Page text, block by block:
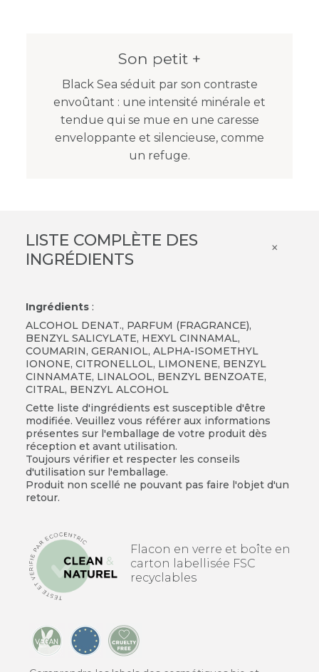
Son petit +
Black Sea séduit par son contraste
envoûtant : une intensité minérale et
tendue qui se mue en une caresse
enveloppante et silencieuse, comme
un refuge.
LISTE COMPLÈTE DES
INGRÉDIENTS
×
Ingrédients:
ALCOHOL DENAT., PARFUM (FRAGRANCE),
BENZYL SALICYLATE, HEXYL CINNAMAL,
COUMARIN, GERANIOL, ALPHA-ISOMETHYL
IONONE, CITRONELLOL, LIMONENE, BENZYL
CINNAMATE, LINALOOL, BENZYL BENZOATE,
CITRAL, BENZYL ALCOHOL
Cette liste d'ingrédients est susceptible d'être
modifiée. Veuillez vous référer aux informations
présentes sur l'emballage de votre produit dès
réception et avant utilisation.
Toujours vérifier et respecter les conseils
d'utilisation sur l'emballage.
Produit non scellé ne pouvant pas faire l'objet d'un
retour.
Flacon en verre et boîte en
carton labellisée FSC
recyclables